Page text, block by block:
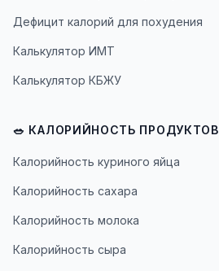
Дефицит калорий для похудения
Калькулятор ИМТ
Калькулятор КБЖУ
🥗 КАЛОРИЙНОСТЬ ПРОДУКТОВ
Калорийность куриного яйца
Калорийность сахара
Калорийность молока
Калорийность сыра